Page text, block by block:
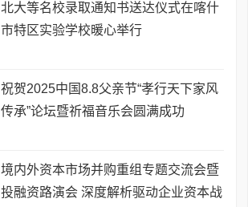
北大等名校录取通知书送达仪式在喀什
市特区实验学校暖心举行
祝贺2025中国8.8父亲节“孝行天下家风
传承”论坛暨祈福音乐会圆满成功
境内外资本市场并购重组专题交流会暨
投融资路演会 深度解析驱动企业资本战